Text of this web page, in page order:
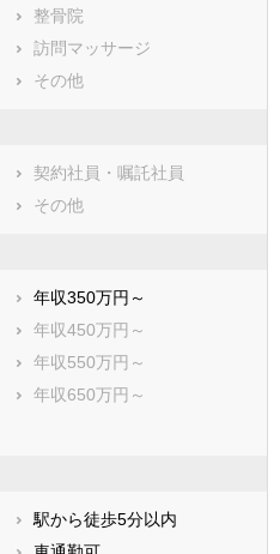
整骨院
訪問マッサージ
その他
契約社員・嘱託社員
その他
年収350万円～
年収450万円～
年収550万円～
年収650万円～
駅から徒歩5分以内